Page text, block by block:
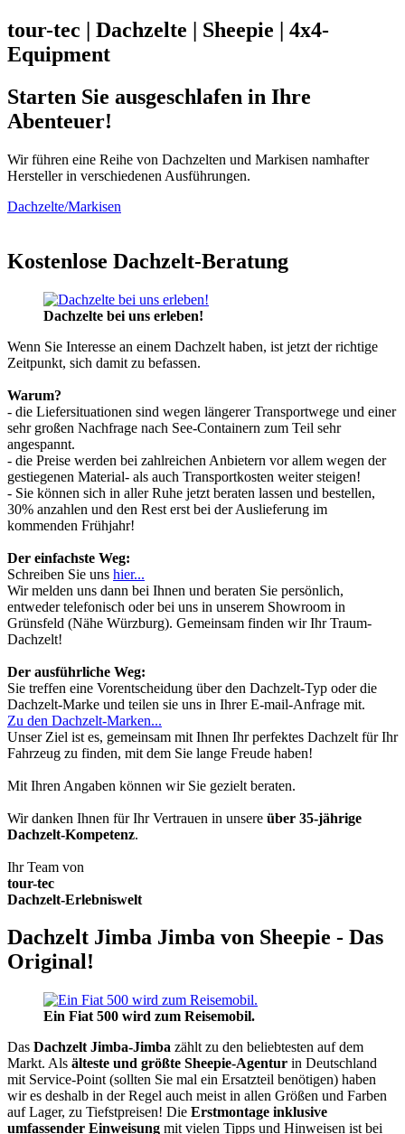
tour-tec | Dachzelte | Sheepie | 4x4-
Equipment
Starten Sie ausgeschlafen in Ihre
Abenteuer!
Wir führen eine Reihe von Dachzelten und Markisen namhafter
Hersteller in verschiedenen Ausführungen.
Dachzelte/Markisen
Kostenlose Dachzelt-Beratung
Dachzelte bei uns erleben!
Wenn Sie Interesse an einem Dachzelt haben, ist jetzt der richtige
Zeitpunkt, sich damit zu befassen.
Warum?
- die Liefersituationen sind wegen längerer Transportwege und einer
sehr großen Nachfrage nach See-Containern zum Teil sehr
angespannt.
- die Preise werden bei zahlreichen Anbietern vor allem wegen der
gestiegenen Material- als auch Transportkosten weiter steigen!
- Sie können sich in aller Ruhe jetzt beraten lassen und bestellen,
30% anzahlen und den Rest erst bei der Auslieferung im
kommenden Frühjahr!
Der einfachste Weg:
Schreiben Sie uns hier...
Wir melden uns dann bei Ihnen und beraten Sie persönlich,
entweder telefonisch oder bei uns in unserem Showroom in
Grünsfeld (Nähe Würzburg). Gemeinsam finden wir Ihr Traum-
Dachzelt!
Der ausführliche Weg:
Sie treffen eine Vorentscheidung über den Dachzelt-Typ oder die
Dachzelt-Marke und teilen sie uns in Ihrer E-mail-Anfrage mit.
Zu den Dachzelt-Marken...
Unser Ziel ist es, gemeinsam mit Ihnen Ihr perfektes Dachzelt für Ihr
Fahrzeug zu finden, mit dem Sie lange Freude haben!
Mit Ihren Angaben können wir Sie gezielt beraten.
Wir danken Ihnen für Ihr Vertrauen in unsere über 35-jährige
Dachzelt-Kompetenz.
Ihr Team von
tour-tec
Dachzelt-Erlebniswelt
Dachzelt Jimba Jimba von Sheepie - Das
Original!
Ein Fiat 500 wird zum Reisemobil.
Das Dachzelt Jimba-Jimba zählt zu den beliebtesten auf dem
Markt. Als älteste und größte Sheepie-Agentur in Deutschland
mit Service-Point (sollten Sie mal ein Ersatzteil benötigen) haben
wir es deshalb in der Regel auch meist in allen Größen und Farben
auf Lager, zu Tiefstpreisen! Die Erstmontage inklusive
umfassender Einweisung mit vielen Tipps und Hinweisen ist bei